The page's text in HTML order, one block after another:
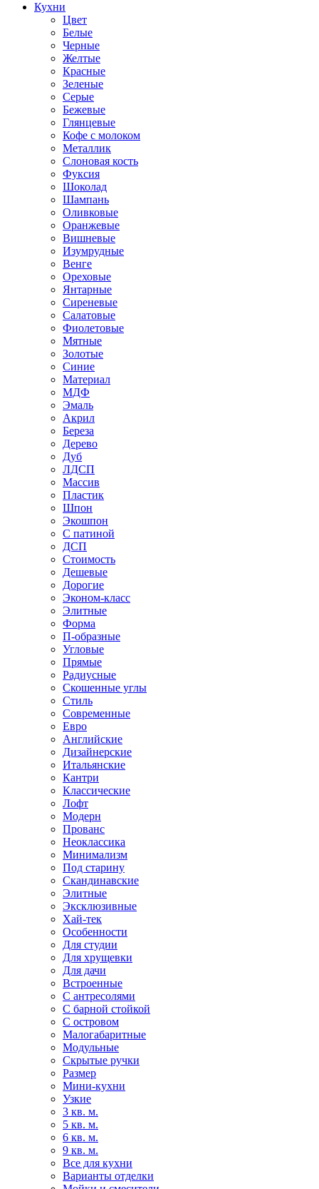
Кухни
Цвет
Белые
Черные
Желтые
Красные
Зеленые
Серые
Бежевые
Глянцевые
Кофе с молоком
Металлик
Слоновая кость
Фуксия
Шоколад
Шампань
Оливковые
Оранжевые
Вишневые
Изумрудные
Венге
Ореховые
Янтарные
Сиреневые
Салатовые
Фиолетовые
Мятные
Золотые
Синие
Материал
МДФ
Эмаль
Акрил
Береза
Дерево
Дуб
ЛДСП
Массив
Пластик
Шпон
Экошпон
С патиной
ДСП
Стоимость
Дешевые
Дорогие
Эконом-класс
Элитные
Форма
П-образные
Угловые
Прямые
Радиусные
Скошенные углы
Стиль
Современные
Евро
Английские
Дизайнерские
Итальянские
Кантри
Классические
Лофт
Модерн
Прованс
Неоклассика
Минимализм
Под старину
Скандинавские
Элитные
Эксклюзивные
Хай-тек
Особенности
Для студии
Для хрущевки
Для дачи
Встроенные
С антресолями
С барной стойкой
С островом
Малогабаритные
Модульные
Скрытые ручки
Размер
Мини-кухни
Узкие
3 кв. м.
5 кв. м.
6 кв. м.
9 кв. м.
Все для кухни
Варианты отделки